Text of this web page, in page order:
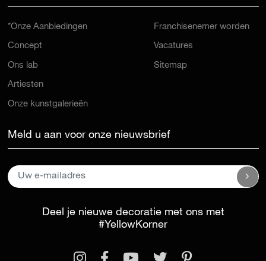
*Onze Aanbiedingen
Concept
Ons lab
Artiesten
Onze kunstgalerieën
Franchisenemer worden
Vacatures
Sitemap
Meld u aan voor onze nieuwsbrief
Deel je nieuwe decoratie met ons met
#YellowKorner